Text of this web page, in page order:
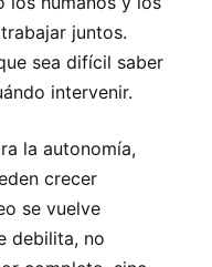
juntos.
sea difícil saber
intervenir.
la autonomía,
crecer
se vuelve
debilita, no